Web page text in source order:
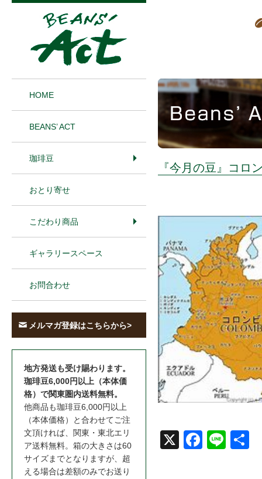
『今月の豆』コロ
Face
Line
HOME
BEANS’ ACT
珈琲豆
おとり寄せ
こだわり商品
ギャラリースペース
お問合わせ
メルマガ登録はこちらから>
地方発送も受け賜わります。
珈琲豆6,000円以上（本体価
格）で関東圏内送料無料。
他商品も珈琲豆6,000円以上
（本体価格）と合わせてご注
文頂ければ、関東・東北エリ
ア送料無料。箱の大きさは60
サイズまでとなりますが、超
える場合は差額のみでお送り